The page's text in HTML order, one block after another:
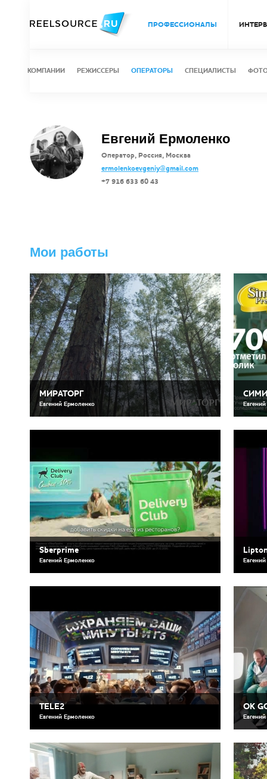
ПРОФЕССИОНАЛЫ
КОМПАНИИ РЕЖИССЕРЫ ОПЕРАТОРЫ СПЕЦИАЛИСТЫ
Евгений Ермоленко
Оператор, Россия, Москва
ermolenkoevgeniy@gmail.com
+7 916 633 60 43
Мои работы
МИРАТОРГ
Евгений Ермоленко
Sberprime
Евгений Ермоленко
TELE2
Евгений Ермоленко
OK